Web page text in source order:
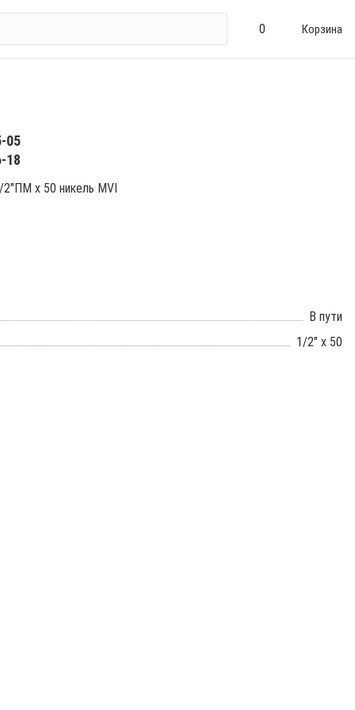
0 Корзина
05
18
2"ПМ х 50 никель MVI
В пути
1/2" x 50